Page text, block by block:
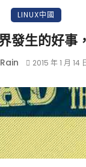
LINUX中國
發生的好事
Rain 2015 年 1 月 14